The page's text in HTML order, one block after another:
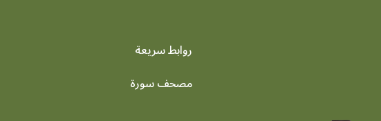
روابط سريعة
footer menu
مصحف سورة